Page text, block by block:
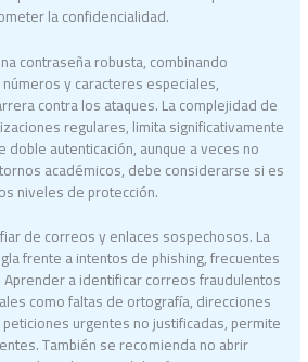
la confidencialidad.
contraseña robusta, combinando
y caracteres especiales,
contra los ataques. La complejidad de
regulares, limita significativamente
doble autenticación, aunque a veces no
académicos, debe considerarse si es
niveles de protección.
de correos y enlaces sospechosos. La
frente a intentos de phishing, frecuentes
a identificar correos fraudulentos
como faltas de ortografía, direcciones
urgentes no justificadas, permite
También se recomienda no abrir